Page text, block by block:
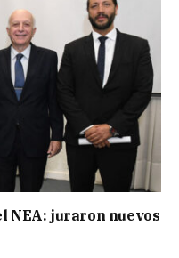
NEA: juraron nuevos